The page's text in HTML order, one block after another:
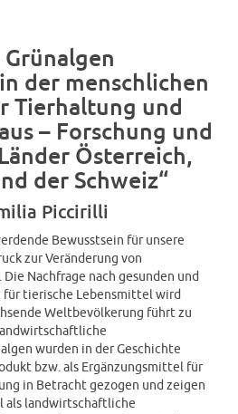
der menschlichen
Tierhaltung und
– Forschung und
Österreich,
der Schweiz“
Piccirilli
Bewusstsein für unsere
zur Veränderung von
Nachfrage nach gesunden und
tierische Lebensmittel wird
Weltbevölkerung führt zu
wurden in der Geschichte
bzw. als Ergänzungsmittel für
in Betracht gezogen und zeigen
als landwirtschaftliche